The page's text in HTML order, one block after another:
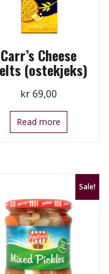
Carr’s Cheese
(ostekjeks)
kr69,00
Read more
Sale!